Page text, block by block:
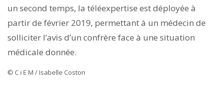
un second temps, la téléexpertise est déployée à
partir de février 2019, permettant à un médecin de
solliciter l’avis d’un confrère face à une situation
médicale donnée.
© C i E M / Isabelle Coston